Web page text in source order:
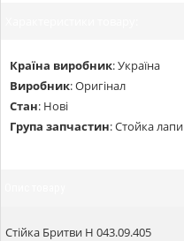
Країна виробник:Україна
Виробник:Оригінал
Стан: Нові
Група запчастин:Стойка лапи
Стійка Бритви Н 043.09.405